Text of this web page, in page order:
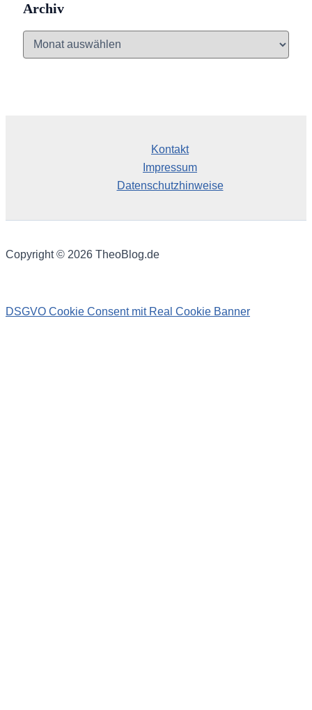
Archiv
Kontakt
Impressum
Datenschutzhinweise
Copyright © 2026 TheoBlog.de
DSGVO Cookie Consent mit Real Cookie Banner